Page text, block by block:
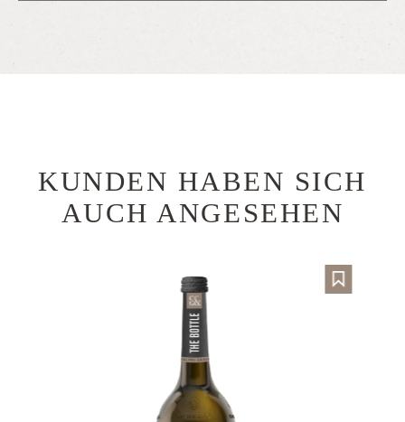
Produktgalerie überspringen
KUNDEN HABEN SICH
AUCH ANGESEHEN